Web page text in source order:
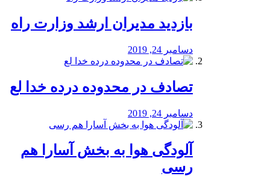
بازدید مدیران ارشد وزارت راه
دسامبر 24, 2019
تصادف در محدوده درده خدا لع
دسامبر 24, 2019
آلودگی هوا به بخش آسارا هم
رسی